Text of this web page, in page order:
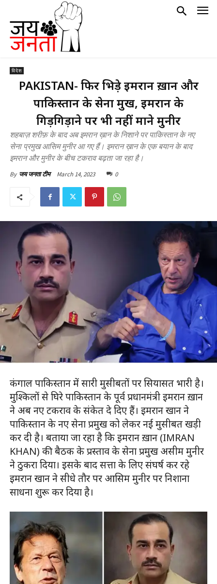
विदेश
PAKISTAN- फिर भिड़े इमरान ख़ान और
पाकिस्तान के सेना प्रमुख, इमरान के
गिड़गिड़ाने पर भी नहीं माने मुनीर
शहबाज़ शरीफ़ के बाद अब इमरान ख़ान के निशाने पर पाकिस्तान के नए
सेना प्रमुख आसिम मुनीर आ गए हैं। इमरान ख़ान के एक बयान के बाद
इमरान और मुनीर के बीच टकराव बढ़ता जा रहा है।
By जय जनता टीम March 14, 2023 0
कंगाल पाकिस्तान में सारी मुसीबतों पर सियासत भारी है।
मुश्किलों से घिरे पाकिस्तान के पूर्व प्रधानमंत्री इमरान ख़ान
ने अब नए टकराव के संकेत दे दिए हैं। इमरान खान ने
पाकिस्तान के नए सेना प्रमुख को लेकर नई मुसीबत खड़ी
कर दी है। बताया जा रहा है कि इमरान ख़ान (IMRAN
KHAN) की बैठक के प्रस्ताव के सेना प्रमुख असीम मुनीर
ने ठुकरा दिया। इसके बाद सत्ता के लिए संघर्ष कर रहे
इमरान खान ने सीधे तौर पर आसिम मुनीर पर निशाना
साधना शुरू कर दिया है।